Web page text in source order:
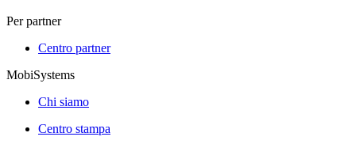
Per partner
Centro partner
MobiSystems
Chi siamo
Centro stampa